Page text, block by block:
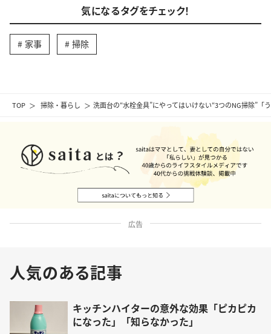
TOP 掃除・暮らし 洗面台の“水栓金具”にやってはいけない“3つのNG掃除”
気になるタグをチェック！
家事 掃除
広告
人気のある記事
キッチンハイターの意外な効果「ピカピカ
になった」「知らなかった」